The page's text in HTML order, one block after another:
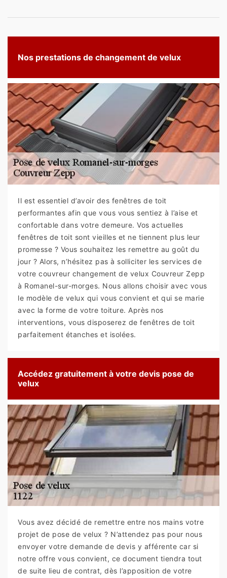
Nos prestations de changement de velux
Il est essentiel d’avoir des fenêtres de toit
performantes afin que vous vous sentiez à l’aise et
confortable dans votre demeure. Vos actuelles
fenêtres de toit sont vieilles et ne tiennent plus leur
promesse ? Vous souhaitez les remettre au goût du
jour ? Alors, n’hésitez pas à solliciter les services de
votre couvreur changement de velux Couvreur Zepp
à Romanel-sur-morges. Nous allons choisir avec vous
le modèle de velux qui vous convient et qui se marie
avec la forme de votre toiture. Après nos
interventions, vous disposerez de fenêtres de toit
parfaitement étanches et isolées.
Accédez gratuitement à votre devis pose de
velux
Vous avez décidé de remettre entre nos mains votre
projet de pose de velux ? N’attendez pas pour nous
envoyer votre demande de devis y afférente car si
notre offre vous convient, ce document tiendra tout
de suite lieu de contrat, dès l’apposition de votre